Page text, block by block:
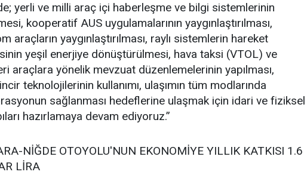
yerli ve milli araç içi haberleşme ve bilgi sistemlerinin
kooperatif AUS uygulamalarının yaygınlaştırılması,
araçların yaygınlaştırılması, raylı sistemlerin hareket
yeşil enerjiye dönüştürülmesi, hava taksi (VTOL) ve
araçlara yönelik mevzuat düzenlemelerinin yapılması,
teknolojilerinin kullanımı, ulaşımın tüm modlarında
sağlanması hedeflerine ulaşmak için idari ve fiziksel
hazırlamaya devam ediyoruz.”
NİĞDE OTOYOLU'NUN EKONOMİYE YILLIK KATKISI 1.6
LİRA